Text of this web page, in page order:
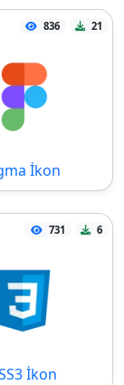
836 21
İkon
731 6
İkon